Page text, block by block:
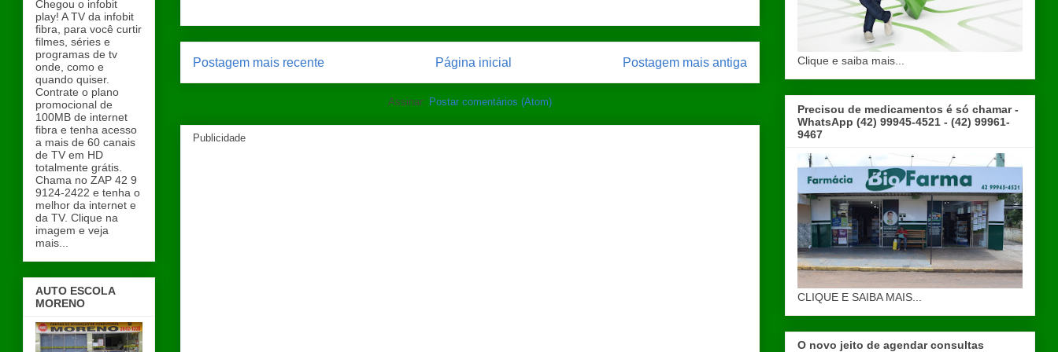
Postagem mais recente Postagem mais antiga
Página inicial
Assinar: Postar comentários (Atom)
Publicidade
Chegou o infobit
play! A TV da infobit
fibra, para você curtir
filmes, séries e
programas de tv
onde, como e
quando quiser.
Contrate o plano
promocional de
100MB de internet
fibra e tenha acesso
a mais de 60 canais
de TV em HD
totalmente grátis.
Chama no ZAP 42 9
9124-2422 e tenha o
melhor da internet e
da TV. Clique na
imagem e veja
mais...
AUTO ESCOLA
MORENO
Clique e saiba mais...
Precisou de medicamentos é só chamar -
WhatsApp (42) 99945-4521 - (42) 99961-
9467
CLIQUE E SAIBA MAIS...
O novo jeito de agendar consultas